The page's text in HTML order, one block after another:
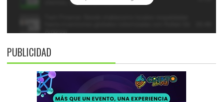
PUBLICIDAD